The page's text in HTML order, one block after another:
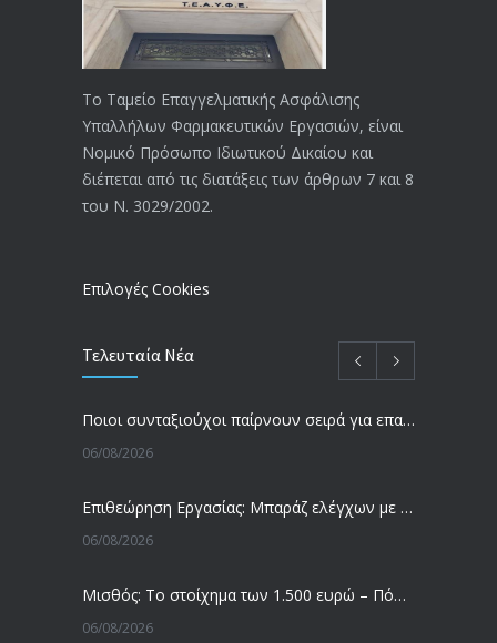
ΑΝΑΚΟΙΝΩΣΗ
20/12/2019
Αναπηρικές συντάξεις: Έρχεται νέα
απόφαση από το υπουργείο Εργασίας
-Τι είπε η Δ. Μιχαηλίδου για τις
Το Ταμείο Επαγγελματικής Ασφάλισης
Υπαλλήλων Φαρμακευτικών Εργασιών, είναι
Νομικό Πρόσωπο Ιδιωτικού Δικαίου και
διέπεται από τις διατάξεις των άρθρων 7 και 8
του Ν. 3029/2002.
Επιλογές Cookies
Τελευταία Νέα
Ποιοι συνταξιούχοι παίρνουν σειρά για επανυπολογισμό σύνταξης με αύξηση και αναδρομικά – Οι εκκρεμότητες ανά Ταμείο
06/08/2026
Επιθεώρηση Εργασίας: Μπαράζ ελέγχων με tablets και drones
06/08/2026
Μισθός: Το στοίχημα των 1.500 ευρώ – Πόσοι εργαζόμενοι παίρνουν αυτά τα χρήματα
06/08/2026